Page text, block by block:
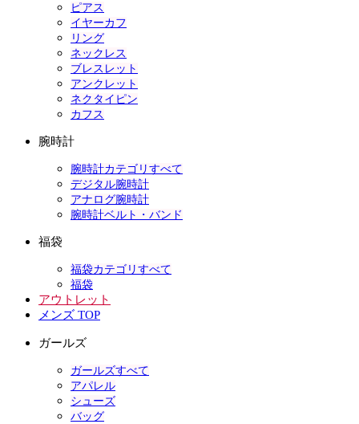
ピアス
イヤーカフ
リング
ネックレス
ブレスレット
アンクレット
ネクタイピン
カフス
腕時計
腕時計カテゴリすべて
デジタル腕時計
アナログ腕時計
腕時計ベルト・バンド
福袋
福袋カテゴリすべて
福袋
アウトレット
メンズ TOP
ガールズ
ガールズすべて
アパレル
シューズ
バッグ